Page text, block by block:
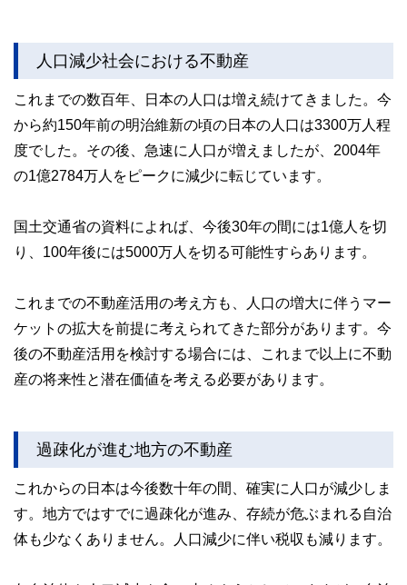
人口減少社会における不動産
これまでの数百年、日本の人口は増え続けてきました。今
から約150年前の明治維新の頃の日本の人口は3300万人程
度でした。その後、急速に人口が増えましたが、2004年
の1億2784万人をピークに減少に転じています。
国土交通省の資料によれば、今後30年の間には1億人を切
り、100年後には5000万人を切る可能性すらあります。
これまでの不動産活用の考え方も、人口の増大に伴うマー
ケットの拡大を前提に考えられてきた部分があります。今
後の不動産活用を検討する場合には、これまで以上に不動
産の将来性と潜在価値を考える必要があります。
過疎化が進む地方の不動産
これからの日本は今後数十年の間、確実に人口が減少しま
す。地方ではすでに過疎化が進み、存続が危ぶまれる自治
体も少なくありません。人口減少に伴い税収も減ります。